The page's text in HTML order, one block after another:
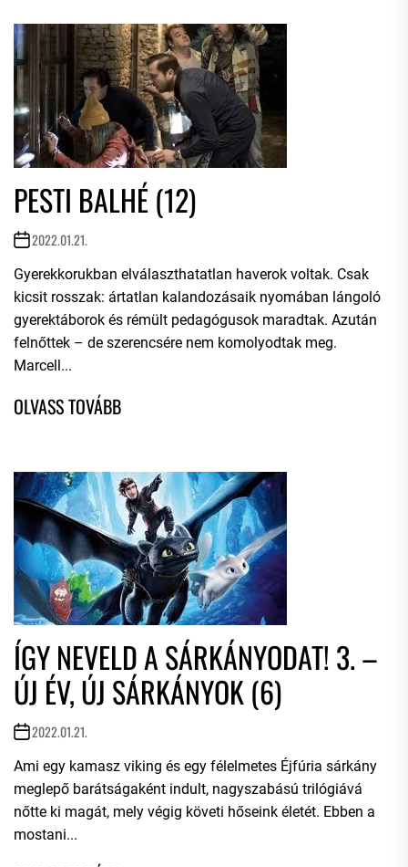
PESTI BALHÉ (12)
2022.01.21.
Gyerekkorukban elválaszthatatlan haverok voltak. Csak
kicsit rosszak: ártatlan kalandozásaik nyomában lángoló
gyerektáborok és rémült pedagógusok maradtak. Azután
felnőttek – de szerencsére nem komolyodtak meg.
Marcell...
ÍGY NEVELD A SÁRKÁNYODAT! 3. –
ÚJ ÉV, ÚJ SÁRKÁNYOK (6)
2022.01.21.
Ami egy kamasz viking és egy félelmetes Éjfúria sárkány
meglepő barátságaként indult, nagyszabású trilógiává
nőtte ki magát, mely végig követi hőseink életét. Ebben a
mostani...